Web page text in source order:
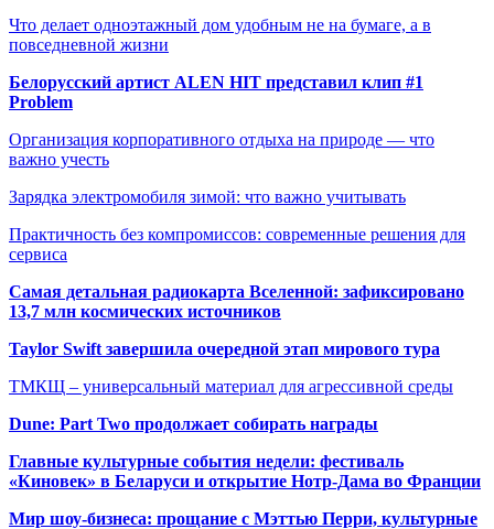
Что делает одноэтажный дом удобным не на бумаге, а в
повседневной жизни
Белорусский артист ALEN HIT представил клип #1
Problem
Организация корпоративного отдыха на природе — что
важно учесть
Зарядка электромобиля зимой: что важно учитывать
Практичность без компромиссов: современные решения для
сервиса
Самая детальная радиокарта Вселенной: зафиксировано
13,7 млн космических источников
Taylor Swift завершила очередной этап мирового тура
ТМКЩ – универсальный материал для агрессивной среды
Dune: Part Two продолжает собирать награды
Главные культурные события недели: фестиваль
«Киновек» в Беларуси и открытие Нотр-Дама во Франции
Мир шоу-бизнеса: прощание с Мэттью Перри, культурные